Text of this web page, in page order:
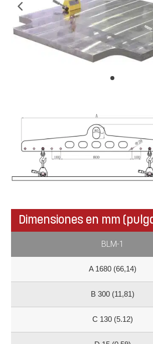
Dimensiones en mm
BLM-1
A 1680 (66,14)
B 300 (11,81)
C 130 (5.12)